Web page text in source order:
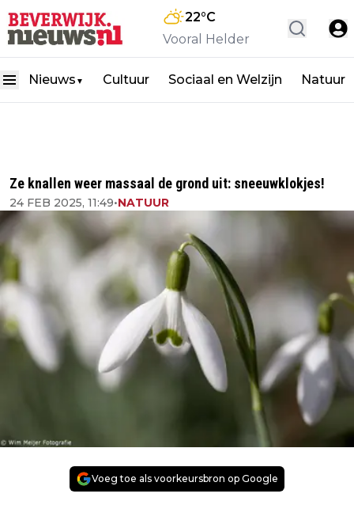
22°C
Vooral Helder
Nieuws ▼ Cultuur Sociaal en Welzijn Natuur
Ze knallen weer massaal de grond uit: sneeuwklokjes!
24 FEB 2025, 11:49•NATUUR
Voeg toe als voorkeursbron op Google